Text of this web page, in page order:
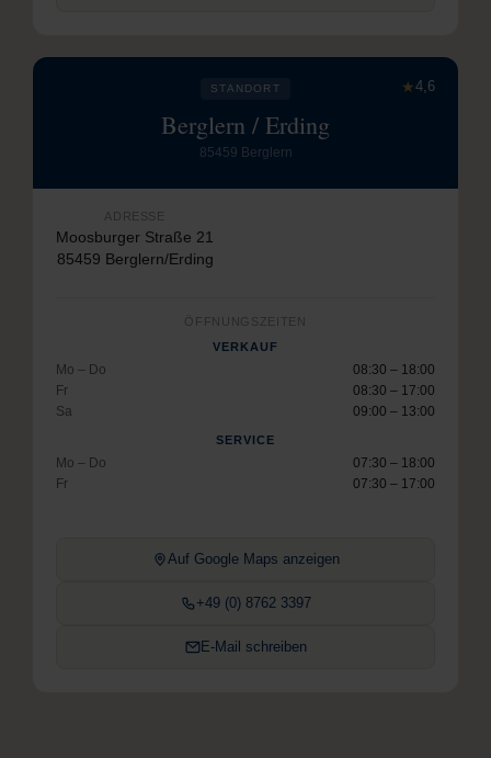
★4,6
STANDORT
Berglern / Erding
85459 Berglern
ADRESSE
Moosburger Straße 21
85459 Berglern/Erding
ÖFFNUNGSZEITEN
VERKAUF
Mo – Do
08:30 – 18:00
Fr
08:30 – 17:00
Sa
09:00 – 13:00
SERVICE
Mo – Do
07:30 – 18:00
Fr
07:30 – 17:00
Auf Google Maps anzeigen
+49 (0) 8762 3397
E-Mail schreiben